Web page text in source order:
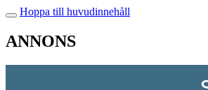
Hoppa till huvudinnehåll
ANNONS